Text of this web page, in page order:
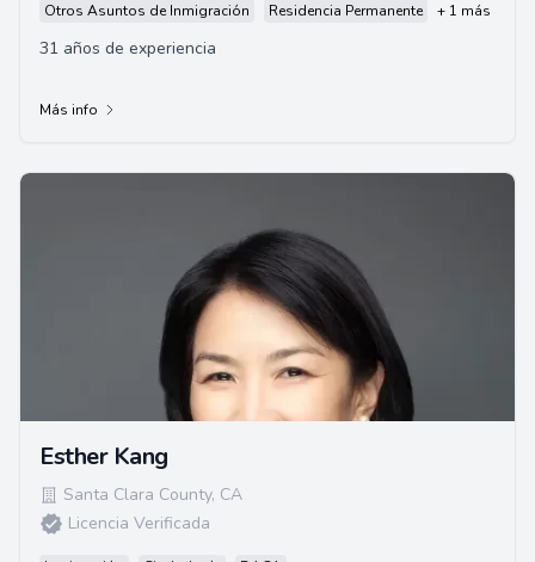
Otros Asuntos de Inmigración
Residencia Permanente + 1 más
31 años de experiencia
Más info
Esther Kang
Santa Clara County, CA
Licencia Verificada